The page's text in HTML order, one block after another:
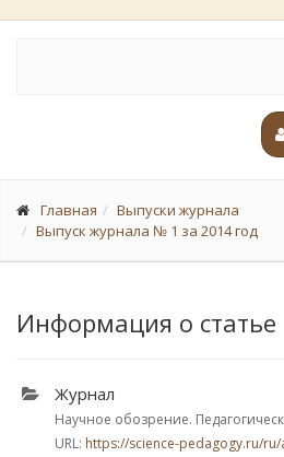
Главная
Выпуски журнала
Выпуск журнала № 1 за 2014 год
Информация о статье
Журнал
Научное обозрение.
URL: https://science-pedagogy.ru/ru/